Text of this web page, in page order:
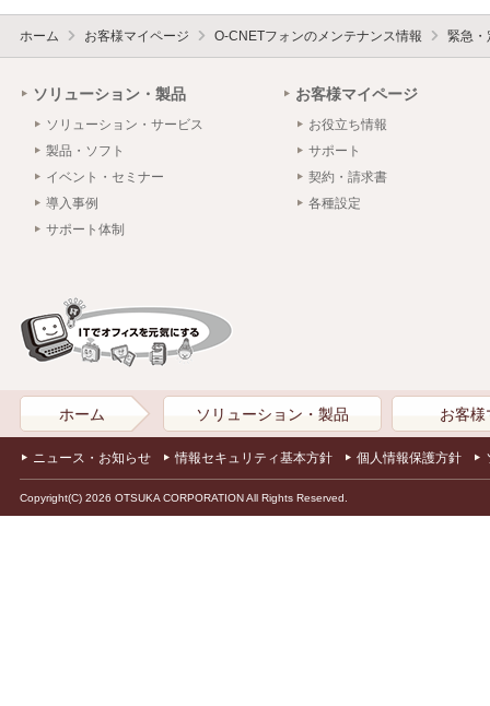
ホーム お客様マイページ O-CNETフォンのメンテナンス情報 緊急・
ソリューション・製品
ソリューション・サービス
製品・ソフト
イベント・セミナー
導入事例
サポート体制
お客様マイページ
お役立ち情報
サポート
契約・請求書
各種設定
ホーム ソリューション・製品 お客様
ニュース・お知らせ 情報セキュリティ基本方針 個人情報保護方針
Copyright(C) 2026 OTSUKA CORPORATION All Rights Reserved.